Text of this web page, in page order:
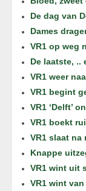
De dag van
Dames
VR1 op weg
De laatste, ..
VR1 weer
VR1 begint
VR1 ‘Delft’
VR1 boekt
VR1 slaat na
Knappe
VR1 wint uit
VR1 wint